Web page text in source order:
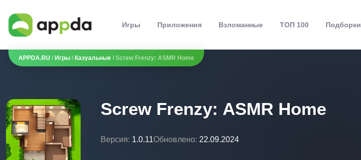
Игры Приложения Взломанные ТОП 100 Подборки
APPDA.RU / Игры / Казуальные / Screw Frenzy: ASMR Home
Screw Frenzy: ASMR Home
Версия: 1.0.11Обновлено: 22.09.2024